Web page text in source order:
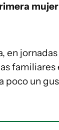
poco un